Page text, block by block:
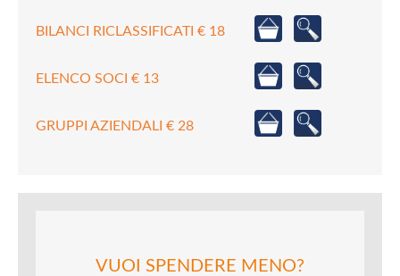
BILANCI RICLASSIFICATI € 18
ELENCO SOCI € 13
GRUPPI AZIENDALI € 28
VUOI SPENDERE MENO?